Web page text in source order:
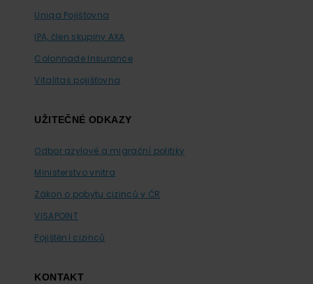
Uniqa Pojišťovna
IPA, člen skupiny AXA
Colonnade Insurance
Vitalitas pojišťovna
UŽITEČNÉ ODKAZY
Odbor azylové a migrační politiky
Ministerstvo vnitra
Zákon o pobytu cizinců v ČR
VISAPOINT
Pojištění cizinců
KONTAKT